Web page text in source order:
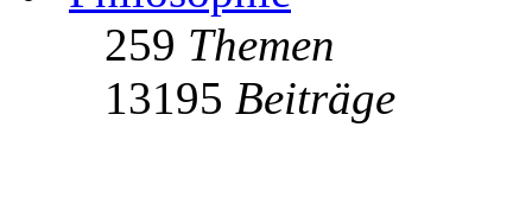
259 Themen
13195 Beiträge